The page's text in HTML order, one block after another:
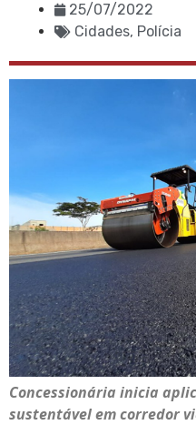
25/07/2022
Cidades, Polícia
Concessionária inicia
sustentável em corredor